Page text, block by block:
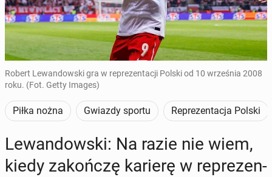
Robert Lewandowski gra w reprezentacji Polski od 10 września 2008
roku. (Fot. Getty Images)
Piłka nożna Gwiazdy sportu Reprezentacja Polski
Le­wan­dow­ski: Na razie nie wiem,
kiedy za­koń­czę karierę w re­pre­zen­